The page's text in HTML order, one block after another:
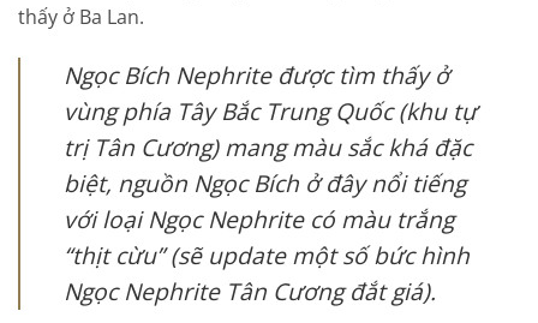
thấy ở Ba Lan.
Ngọc Bích Nephrite được tìm thấy ở
vùng phía Tây Bắc Trung Quốc (khu tự
trị Tân Cương) mang màu sắc khá đặc
biệt, nguồn Ngọc Bích ở đây nổi tiếng
với loại Ngọc Nephrite có màu trắng
“thịt cừu” (sẽ update một số bức hình
Ngọc Nephrite Tân Cương đắt giá).